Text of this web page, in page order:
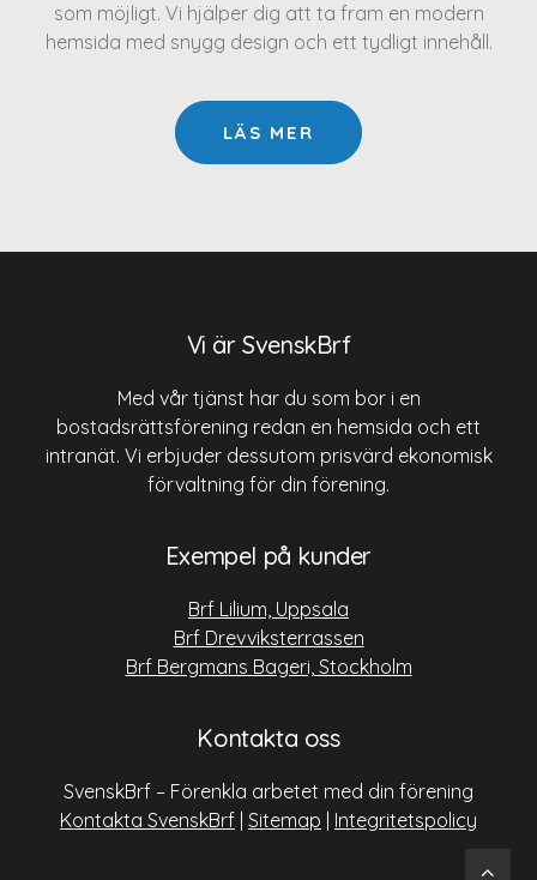
som möjligt. Vi hjälper dig att ta fram en modern
hemsida med snygg design och ett tydligt innehåll.
LÄS MER
Vi är SvenskBrf
Med vår tjänst har du som bor i en
bostadsrättsförening redan en hemsida och ett
intranät. Vi erbjuder dessutom prisvärd ekonomisk
förvaltning för din förening.
Exempel på kunder
Brf Lilium, Uppsala
Brf Drevviksterrassen
Brf Bergmans Bageri, Stockholm
Kontakta oss
SvenskBrf – Förenkla arbetet med din förening
Kontakta SvenskBrf Sitemap Integritetspolicy